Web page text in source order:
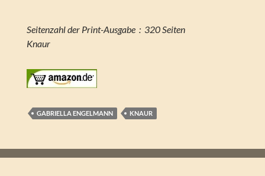
Seitenzahl der Print-Ausgabe ‏ : ‎ 320 Seiten
Knaur
GABRIELLA ENGELMANN KNAUR